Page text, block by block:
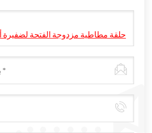
حلقة مطاطية مزدوجة الفتحة لضفيرة